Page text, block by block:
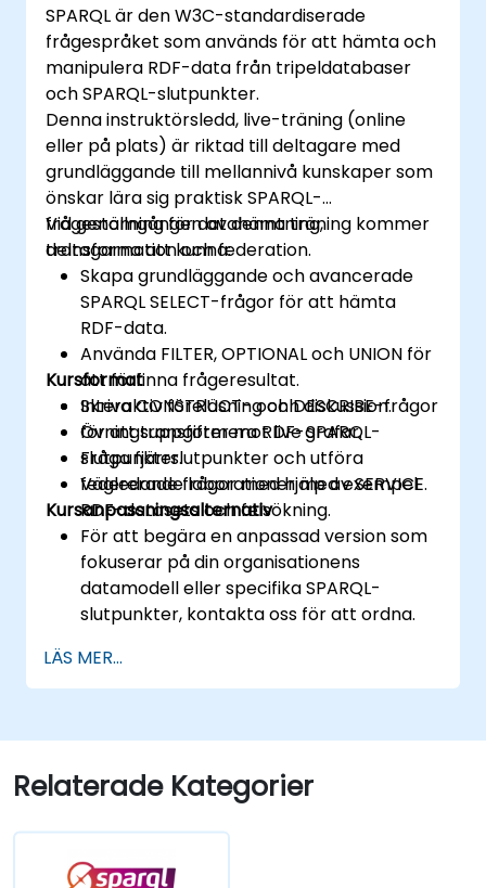
SPARQL är den W3C-standardiserade
frågespråket som används för att hämta och
manipulera RDF-data från tripeldatabaser
och SPARQL-slutpunkter.
Denna instruktörsledd, live-träning (online
eller på plats) är riktad till deltagare med
grundläggande till mellannivå kunskaper som
önskar lära sig praktisk SPARQL-
frågeställning för datahämtning,
transformation och federation.
Vid genomgången av denna träning kommer
deltagarna att kunna:
Skapa grundläggande och avancerade
SPARQL SELECT-frågor för att hämta
RDF-data.
Använda FILTER, OPTIONAL och UNION för
att förfinna frågeresultat.
Skriva CONSTRUCT- och DESCRIBE-frågor
för att transformera RDF-grafar.
Fråga fjärrslutpunkter och utföra
federerade frågor med hjälp av SERVICE.
Kursformat
Interaktiv föreläsning och diskussion.
Övningsuppgifter mot live SPARQL-
slutpunkter.
Vägledande laborationer med exempel
RDF-datasets och felsökning.
Kursanpassningsalternativ
För att begära en anpassad version som
fokuserar på din organisationens
datamodell eller specifika SPARQL-
slutpunkter, kontakta oss för att ordna.
LÄS MER...
Relaterade Kategorier